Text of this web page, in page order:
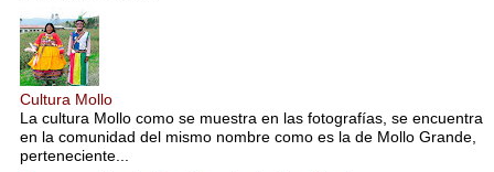
Cultura Mollo
La cultura Mollo como se muestra en las fotografías, se encuentra
en la comunidad del mismo nombre como es la de Mollo Grande,
perteneciente...